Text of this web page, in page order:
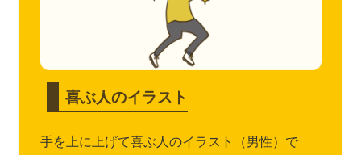
喜ぶ人のイラスト
手を上に上げて喜ぶ人のイラスト（男性）で